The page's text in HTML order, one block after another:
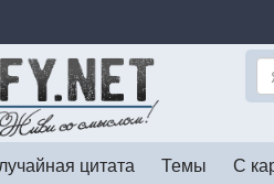
цитата Темы С